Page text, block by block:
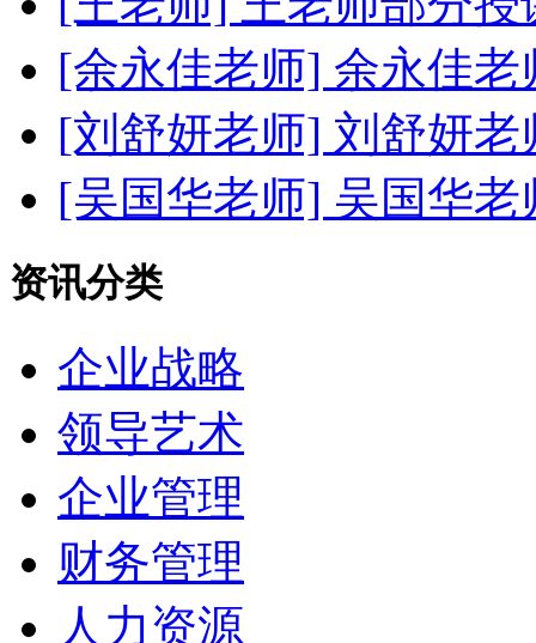
[余永佳老师] 余永佳老
[刘舒妍老师] 刘舒妍老
[吴国华老师] 吴国华老
资讯分类
企业战略
领导艺术
企业管理
财务管理
人力资源